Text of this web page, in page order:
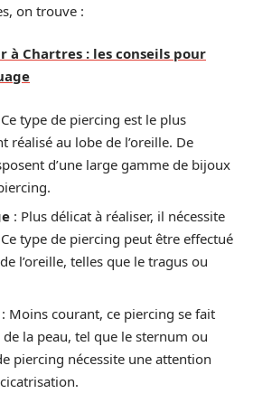
on trouve :
à Chartres : les conseils pour
type de piercing est le plus
réalisé au lobe de l’oreille. De
d’une large gamme de bijoux
: Plus délicat à réaliser, il nécessite
type de piercing peut être effectué
l’oreille, telles que le tragus ou
: Moins courant, ce piercing se fait
la peau, tel que le sternum ou
piercing nécessite une attention